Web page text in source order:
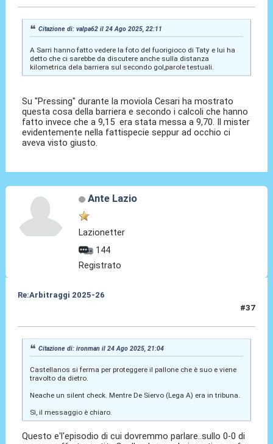
Citazione di: valpa62 il 24 Ago 2025, 22:11
A Sarri hanno fatto vedere la foto del fuorigioco di Taty e lui ha
detto che ci sarebbe da discutere anche sulla distanza
kilometrica dela barriera sul secondo gol,parole testuali.
Su "Pressing" durante la moviola Cesari ha mostrato
questa cosa della barriera e secondo i calcoli che hanno
fatto invece che a 9,15 era stata messa a 9,70. Il mister
evidentemente nella fattispecie seppur ad occhio ci
aveva visto giusto.
Ante Lazio
Lazionetter
144
Registrato
Re:Arbitraggi 2025-26
#37
Citazione di: ironman il 24 Ago 2025, 21:04
Castellanos si ferma per proteggere il pallone che è suo e viene
travolto da dietro.
Neache un silent check. Mentre De Siervo (Lega A) era in tribuna.
Sì, il messaggio è chiaro.
Questo e'l'episodio di cui dovremmo parlare..sullo 0-0 di